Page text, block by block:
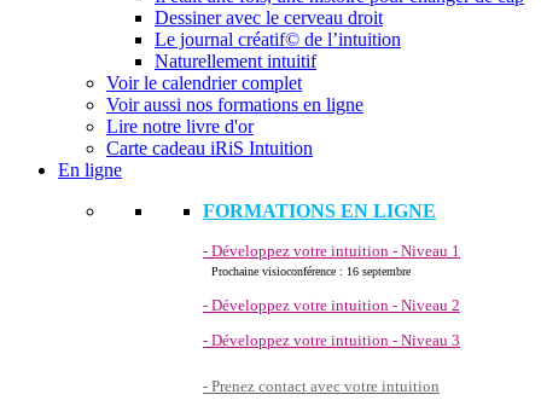
Dessiner avec le cerveau droit
Le journal créatif© de l’intuition
Naturellement intuitif
Voir le calendrier complet
Voir aussi nos formations en ligne
Lire notre livre d'or
Carte cadeau iRiS Intuition
En ligne
FORMATIONS EN LIGNE
- Développez votre intuition - Niveau 1
Prochaine visioconférence : 16 septembre
- Développez votre intuition - Niveau 2
- Développez votre intuition - Niveau 3
- Prenez contact avec votre intuition